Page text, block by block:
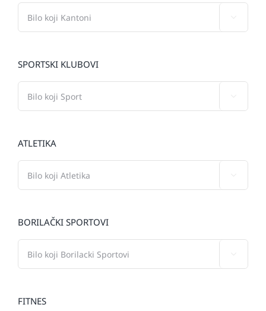
SPORTSKI KLUBOVI
ATLETIKA
BORILAČKI SPORTOVI
FITNES